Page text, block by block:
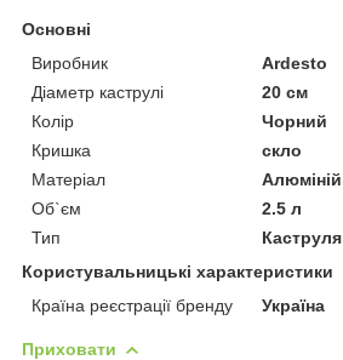
Основні
Виробник
Ardesto
Діаметр каструлі
20 см
Колір
Чорний
Кришка
скло
Матеріал
Алюміній
Об`єм
2.5 л
Тип
Каструля
Користувальницькі характеристики
Країна реєстрації бренду
Україна
Приховати